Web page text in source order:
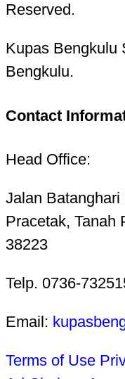
Reserved.
Kupas Bengkulu
Bengkulu.
Contact
Head Office:
Jalan
Pracetak, Tanah
38223
Telp. 0736-
Email:
Terms of Use